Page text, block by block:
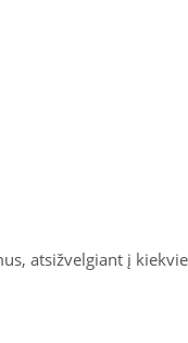
atsižvelgiant į